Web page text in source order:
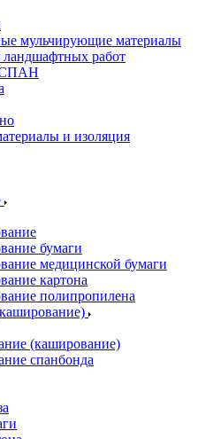
мульчирующие материалы
ландшафтных работ
и изоляция
бумаги
медицинской бумаги
картона
полипропилена
(каширование)
спанбонда